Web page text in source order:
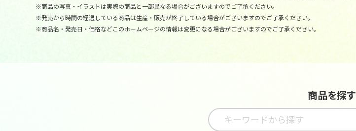
※商品の写真・イラストは実際の商品と一部異なる場合がございますのでご了承ください。
※発売から時間の経過している商品は生産・販売が終了している場合がございますのでご了承ください。
※商品名・発売日・価格などこのホームページの情報は変更になる場合がございますのでご了承ください。
商品を探す